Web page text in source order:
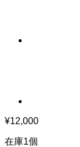
¥12,000
在庫1個